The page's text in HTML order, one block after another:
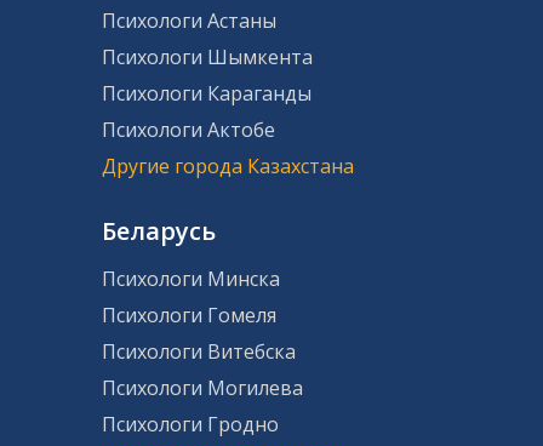
Психологи Астаны
Психологи Шымкента
Психологи Караганды
Психологи Актобе
Другие города Казахстана
Беларусь
Психологи Минска
Психологи Гомеля
Психологи Витебска
Психологи Могилева
Психологи Гродно